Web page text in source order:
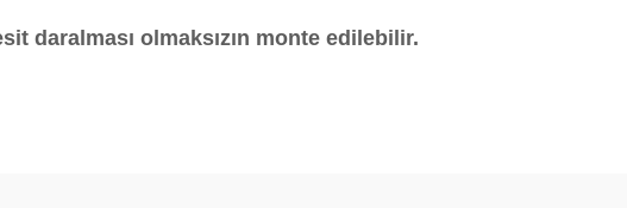
daralması olmaksızın monte edilebilir.